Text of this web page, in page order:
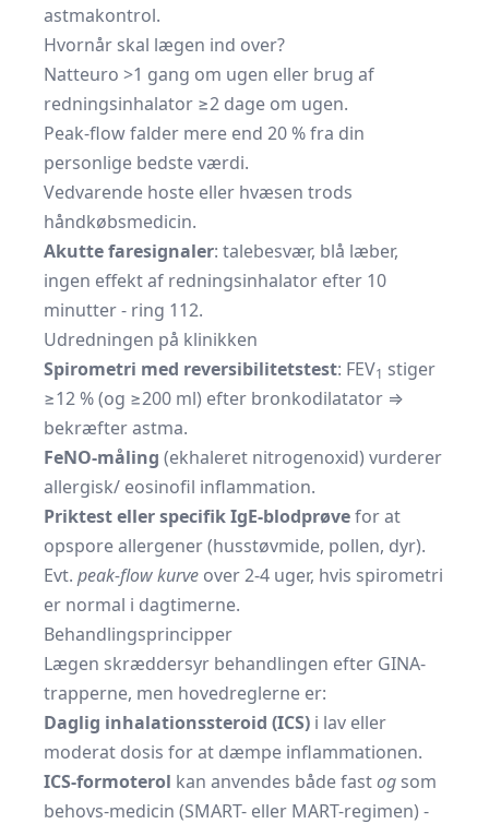
astmakontrol.
Hvornår skal lægen ind over?
Natteuro >1 gang om ugen eller brug af
redningsinhalator ≥2 dage om ugen.
Peak-flow falder mere end 20 % fra din
personlige bedste værdi.
Vedvarende hoste eller hvæsen trods
håndkøbsmedicin.
Akutte faresignaler: talebesvær, blå læber,
ingen effekt af redningsinhalator efter 10
minutter - ring 112.
Udredningen på klinikken
Spirometri med reversibilitetstest: FEV1 stiger
≥12 % (og ≥200 ml) efter bronkodilatator ⇒
bekræfter astma.
FeNO-måling (ekhaleret nitrogenoxid) vurderer
allergisk/ eosinofil inflammation.
Priktest eller specifik IgE-blodprøvefor at
opspore allergener (husstøvmide, pollen, dyr).
Evt. peak-flow kurve over 2-4 uger, hvis spirometri
er normal i dagtimerne.
Behandlingsprincipper
Lægen skræddersyr behandlingen efter GINA-
trapperne, men hovedreglerne er:
Daglig inhalationssteroid (ICS) i lav eller
moderat dosis for at dæmpe inflammationen.
ICS-formoterol kan anvendes både fastog som
behovs-medicin (SMART- eller MART-regimen) -